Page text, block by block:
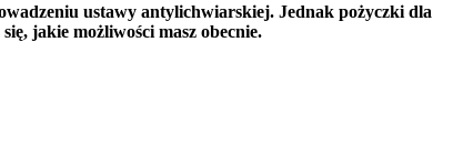
ustawy antylichwiarskiej. Jednak pożyczki dla
jakie możliwości masz obecnie.